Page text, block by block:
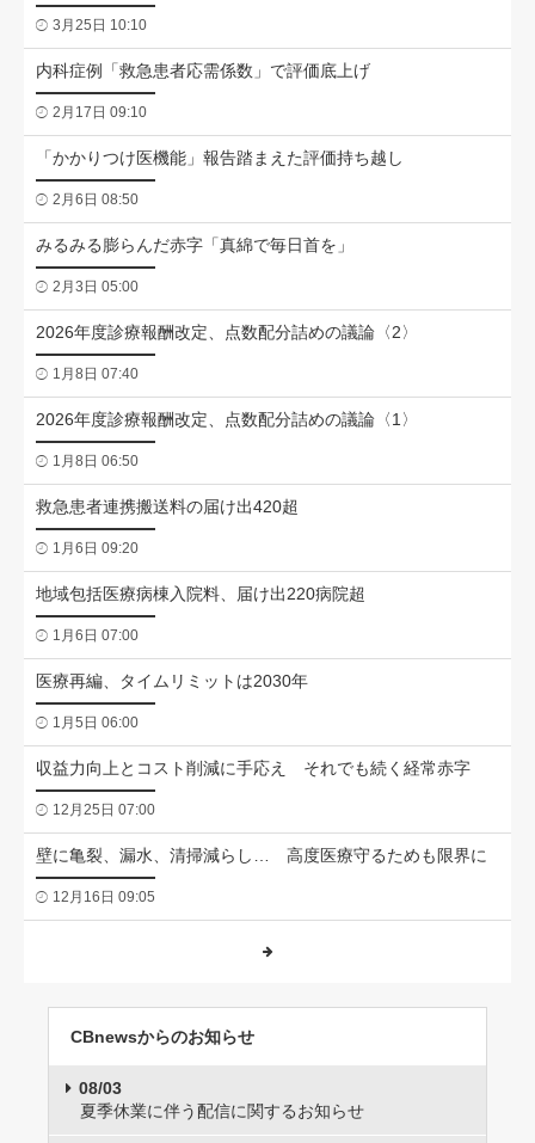
3月25日 10:10
内科症例「救急患者応需係数」で評価底上げ
2月17日 09:10
「かかりつけ医機能」報告踏まえた評価持ち越し
2月6日 08:50
みるみる膨らんだ赤字「真綿で毎日首を」
2月3日 05:00
2026年度診療報酬改定、点数配分詰めの議論〈2〉
1月8日 07:40
2026年度診療報酬改定、点数配分詰めの議論〈1〉
1月8日 06:50
救急患者連携搬送料の届け出420超
1月6日 09:20
地域包括医療病棟入院料、届け出220病院超
1月6日 07:00
医療再編、タイムリミットは2030年
1月5日 06:00
収益力向上とコスト削減に手応え それでも続く経常赤字
12月25日 07:00
壁に亀裂、漏水、清掃減らし… 高度医療守るためも限界に
12月16日 09:05
CBnewsからのお知らせ
08/03
夏季休業に伴う配信に関するお知らせ